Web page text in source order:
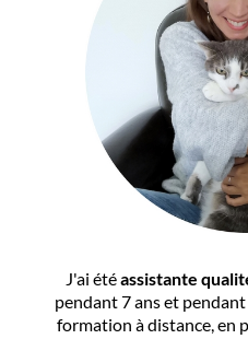
J'ai étéassistante
pendant 7 ans et
formation à distance, en